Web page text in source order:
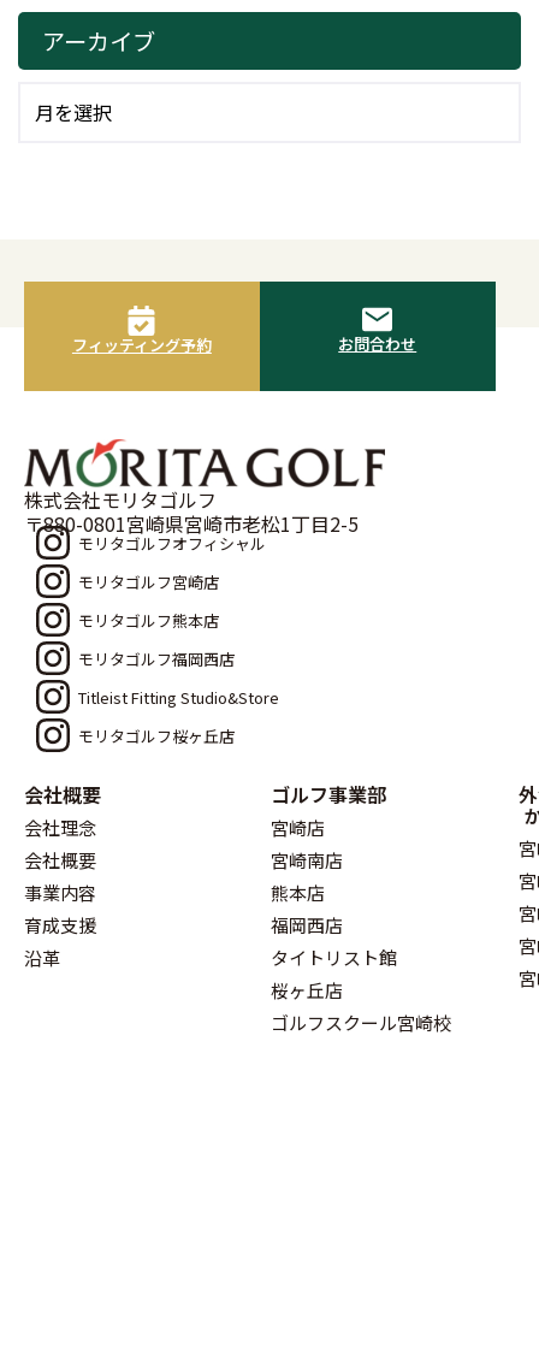
アーカイブ
フィッティング予約 お問合わせ
株式会社モリタゴルフ
〒880-0801宮崎県宮崎市老松1丁目2-5
モリタゴルフオフィシャル
モリタゴルフ宮崎店
モリタゴルフ熊本店
モリタゴルフ福岡西店
Titleist Fitting Studio&Store
モリタゴルフ桜ヶ丘店
会社概要
会社理念
会社概要
事業内容
育成支援
沿革
ゴルフ事業部
宮崎店
宮崎南店
熊本店
福岡西店
タイトリスト館
桜ヶ丘店
ゴルフスクール宮崎校